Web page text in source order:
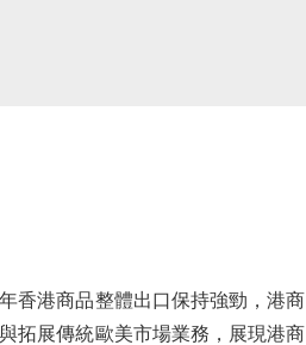
港商品整體出口保持強勁，港商
拓展傳統歐美市場業務，展現港商